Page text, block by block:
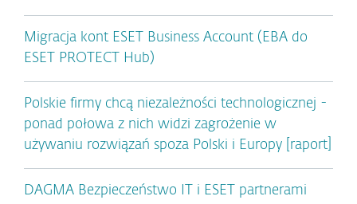
Migracja kont ESET Business Account (EBA do
ESET PROTECT Hub)
Polskie firmy chcą niezależności technologicznej -
ponad połowa z nich widzi zagrożenie w
używaniu rozwiązań spoza Polski i Europy [raport]
DAGMA Bezpieczeństwo IT i ESET partnerami